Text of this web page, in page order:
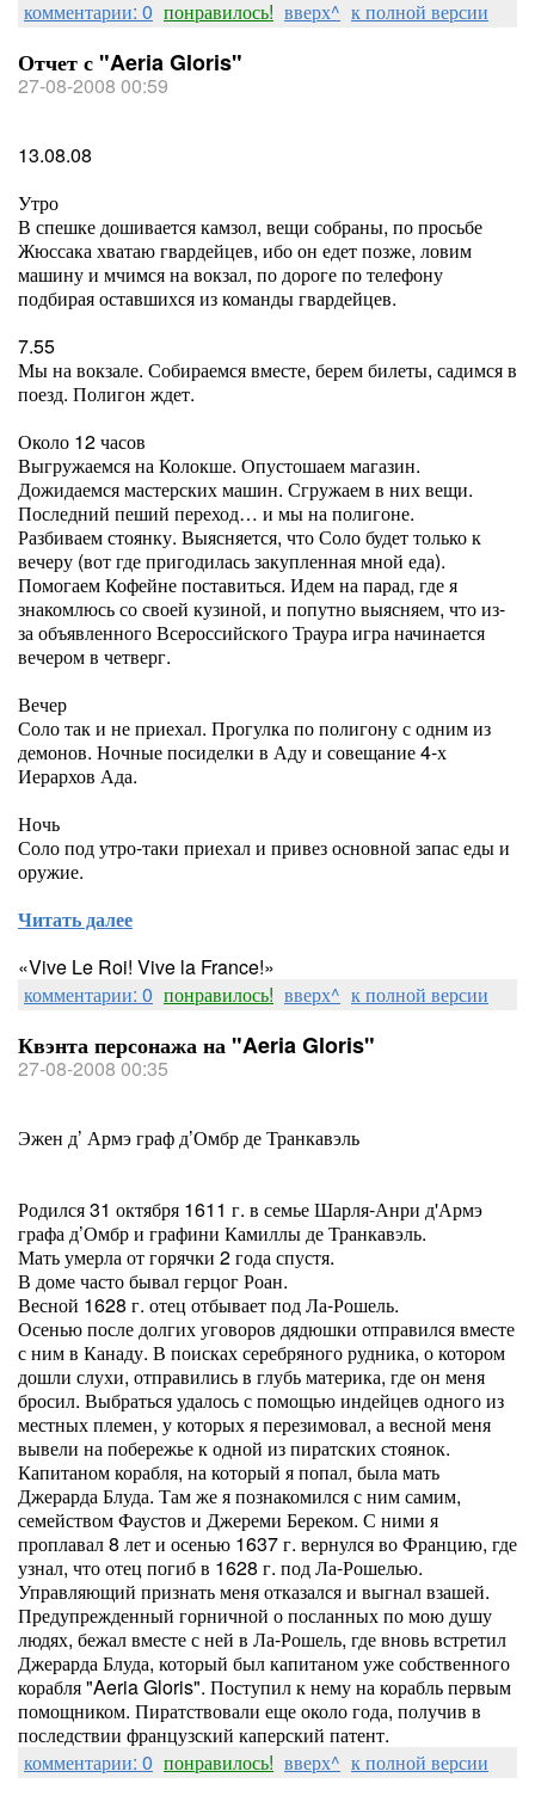
комментарии: 0 понравилось! вверх^ к полной версии
Отчет с "Aeria Gloris"
27-08-2008 00:59
13.08.08
Утро
В спешке дошивается камзол, вещи собраны, по просьбе
Жюссака хватаю гвардейцев, ибо он едет позже, ловим
машину и мчимся на вокзал, по дороге по телефону
подбирая оставшихся из команды гвардейцев.
7.55
Мы на вокзале. Собираемся вместе, берем билеты, садимся в
поезд. Полигон ждет.
Около 12 часов
Выгружаемся на Колокше. Опустошаем магазин.
Дожидаемся мастерских машин. Сгружаем в них вещи.
Последний пеший переход… и мы на полигоне.
Разбиваем стоянку. Выясняется, что Соло будет только к
вечеру (вот где пригодилась закупленная мной еда).
Помогаем Кофейне поставиться. Идем на парад, где я
знакомлюсь со своей кузиной, и попутно выясняем, что из-
за объявленного Всероссийского Траура игра начинается
вечером в четверг.
Вечер
Соло так и не приехал. Прогулка по полигону с одним из
демонов. Ночные посиделки в Аду и совещание 4-х
Иерархов Ада.
Ночь
Соло под утро-таки приехал и привез основной запас еды и
оружие.
Читать далее
«Vive Le Roi! Vive la France!»
комментарии: 0 понравилось! вверх^ к полной версии
Квэнта персонажа на "Aeria Gloris"
27-08-2008 00:35
Эжен д’ Армэ граф д’Омбр де Транкавэль
Родился 31 октября 1611 г. в семье Шарля-Анри д'Армэ
графа д’Омбр и графини Камиллы де Транкавэль.
Мать умерла от горячки 2 года спустя.
В доме часто бывал герцог Роан.
Весной 1628 г. отец отбывает под Ла-Рошель.
Осенью после долгих уговоров дядюшки отправился вместе
с ним в Канаду. В поисках серебряного рудника, о котором
дошли слухи, отправились в глубь материка, где он меня
бросил. Выбраться удалось с помощью индейцев одного из
местных племен, у которых я перезимовал, а весной меня
вывели на побережье к одной из пиратских стоянок.
Капитаном корабля, на который я попал, была мать
Джерарда Блуда. Там же я познакомился с ним самим,
семейством Фаустов и Джереми Береком. С ними я
проплавал 8 лет и осенью 1637 г. вернулся во Францию, где
узнал, что отец погиб в 1628 г. под Ла-Рошелью.
Управляющий признать меня отказался и выгнал взашей.
Предупрежденный горничной о посланных по мою душу
людях, бежал вместе с ней в Ла-Рошель, где вновь встретил
Джерарда Блуда, который был капитаном уже собственного
корабля "Aeria Gloris". Поступил к нему на корабль первым
помощником. Пиратствовали еще около года, получив в
последствии французский каперский патент.
комментарии: 0 понравилось! вверх^ к полной версии